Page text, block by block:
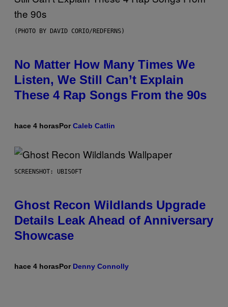
(PHOTO BY DAVID CORIO/REDFERNS)
No Matter How Many Times We
Listen, We Still Can’t Explain
These 4 Rap Songs From the 90s
hace 4 horasPorCaleb Catlin
SCREENSHOT: UBISOFT
Ghost Recon Wildlands Upgrade
Details Leak Ahead of Anniversary
Showcase
hace 4 horasPor Denny Connolly